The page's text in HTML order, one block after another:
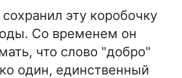
сохранил эту коробочку
Со временем он
что слово "добро"
один, единственный